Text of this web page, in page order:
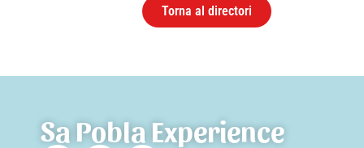
Torna al directori
Sa Pobla Experience